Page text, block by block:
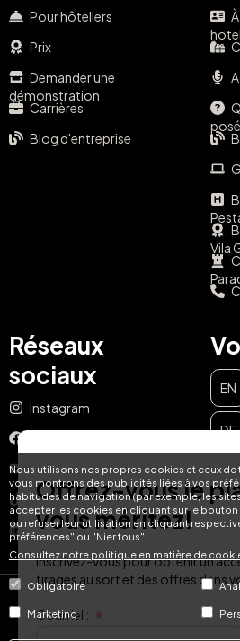
Nous utilisons nos propres cookies et ceux de
vous montrons des publicités liées à vos
habitudes de navigation (par exemple, les
accepter les cookies en cliquant sur le
ou refuser leur utilisation en cliquant
préférences" ou "Nier tous".
Consultez notre politique en matière de
Obligatoire
Marketing
Pour hôteliers
Prix
Demander une
démonstration
Carrières
Blog d'entreprise
Vila
Réseaux
sociaux
Instagram
YouTube
TikTok
LinkedIn
EN
DE
© Hotel Treats
Offrez-vous le
vous méritez!
Inscrivez-vous pour obtenir un
tirages au sort et des offres dans
Courriel :